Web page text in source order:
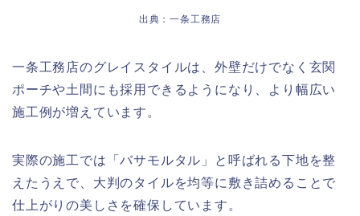
出典：一条工務店
一条工務店のグレイスタイルは、外壁だけでなく玄関
ポーチや土間にも採用できるようになり、より幅広い
施工例が増えています。
実際の施工では「バサモルタル」と呼ばれる下地を整
えたうえで、大判のタイルを均等に敷き詰めることで
仕上がりの美しさを確保しています。